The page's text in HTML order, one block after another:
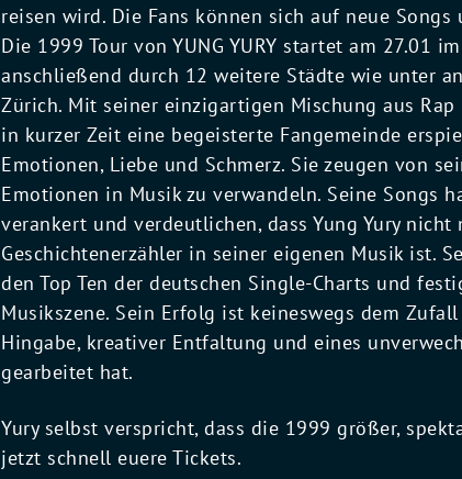
reisen wird. Die Fans können sich auf neue Songs
Die 1999 Tour von YUNG YURY startet am 27.01
anschließend durch 12 weitere Städte wie unter
Zürich. Mit seiner einzigartigen Mischung aus Rap
in kurzer Zeit eine begeisterte Fangemeinde
Emotionen, Liebe und Schmerz. Sie zeugen von
Emotionen in Musik zu verwandeln. Seine Songs
verankert und verdeutlichen, dass Yung Yury
Geschichtenerzähler in seiner eigenen Musik ist.
den Top Ten der deutschen Single-Charts und
Musikszene. Sein Erfolg ist keineswegs dem
Hingabe, kreativer Entfaltung und eines
gearbeitet hat.
Yury selbst verspricht, dass die 1999 größer,
jetzt schnell euere Tickets.